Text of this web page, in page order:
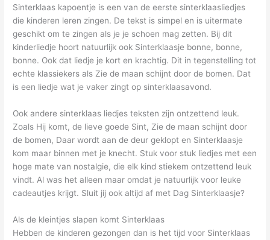
Sinterklaas kapoentje is een van de eerste sinterklaasliedjes
die kinderen leren zingen. De tekst is simpel en is uitermate
geschikt om te zingen als je je schoen mag zetten. Bij dit
kinderliedje hoort natuurlijk ook Sinterklaasje bonne, bonne,
bonne. Ook dat liedje je kort en krachtig. Dit in tegenstelling tot
echte klassiekers als Zie de maan schijnt door de bomen. Dat
is een liedje wat je vaker zingt op sinterklaasavond.
Ook andere sinterklaas liedjes teksten zijn ontzettend leuk.
Zoals Hij komt, de lieve goede Sint, Zie de maan schijnt door
de bomen, Daar wordt aan de deur geklopt en Sinterklaasje
kom maar binnen met je knecht. Stuk voor stuk liedjes met een
hoge mate van nostalgie, die elk kind stiekem ontzettend leuk
vindt. Al was het alleen maar omdat je natuurlijk voor leuke
cadeautjes krijgt. Sluit jij ook altijd af met Dag Sinterklaasje?
Als de kleintjes slapen komt Sinterklaas
Hebben de kinderen gezongen dan is het tijd voor Sinterklaas